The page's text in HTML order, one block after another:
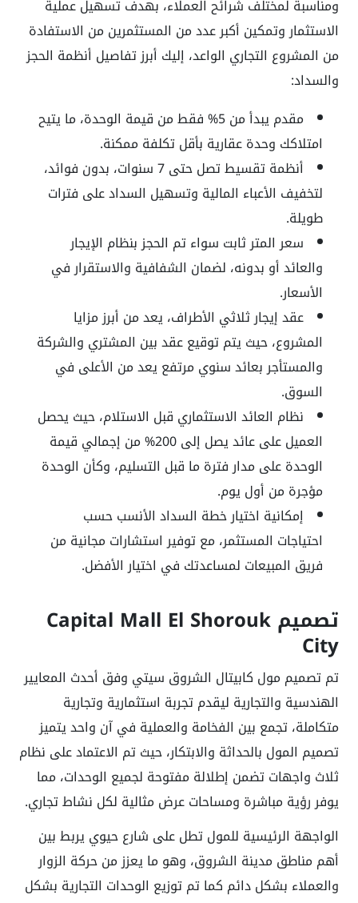
ومناسبة لمختلف شرائح العملاء، بهدف تسهيل عملية
الاستثمار وتمكين أكبر عدد من المستثمرين من الاستفادة
من المشروع التجاري الواعد، إليك أبرز تفاصيل أنظمة الحجز
والسداد:
مقدم يبدأ من 5% فقط من قيمة الوحدة، ما يتيح
امتلاكك وحدة عقارية بأقل تكلفة ممكنة.
أنظمة تقسيط تصل حتى 7 سنوات، بدون فوائد،
لتخفيف الأعباء المالية وتسهيل السداد على فترات
طويلة.
سعر المتر ثابت سواء تم الحجز بنظام الإيجار
والعائد أو بدونه، لضمان الشفافية والاستقرار في
الأسعار.
عقد إيجار ثلاثي الأطراف، يعد من أبرز مزايا
المشروع، حيث يتم توقيع عقد بين المشتري والشركة
والمستأجر بعائد سنوي مرتفع يعد من الأعلى في
السوق.
نظام العائد الاستثماري قبل الاستلام، حيث يحصل
العميل على عائد يصل إلى 200% من إجمالي قيمة
الوحدة على مدار فترة ما قبل التسليم، وكأن الوحدة
مؤجرة من أول يوم.
إمكانية اختيار خطة السداد الأنسب حسب
احتياجات المستثمر، مع توفير استشارات مجانية من
فريق المبيعات لمساعدتك في اختيار الأفضل.
تصميمCapital Mall El Shorouk
City
تم تصميم مول كابيتال الشروق سيتي وفق أحدث المعايير
الهندسية والتجارية ليقدم تجربة استثمارية وتجارية
متكاملة، تجمع بين الفخامة والعملية في آن واحد يتميز
تصميم المول بالحداثة والابتكار، حيث تم الاعتماد على نظام
ثلاث واجهات تضمن إطلالة مفتوحة لجميع الوحدات، مما
يوفر رؤية مباشرة ومساحات عرض مثالية لكل نشاط تجاري.
الواجهة الرئيسية للمول تطل على شارع حيوي يربط بين
أهم مناطق مدينة الشروق، وهو ما يعزز من حركة الزوار
والعملاء بشكل دائم كما تم توزيع الوحدات التجارية بشكل